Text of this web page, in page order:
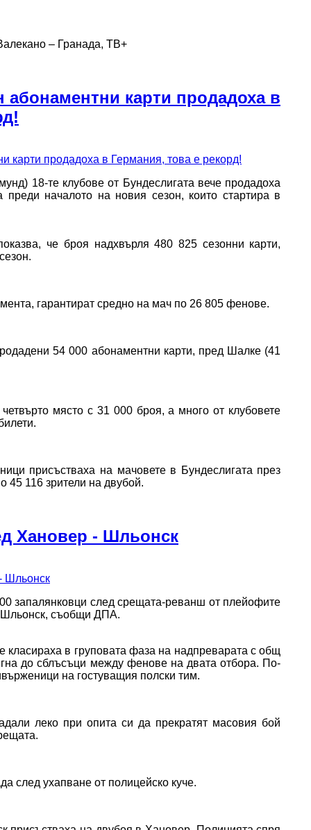
– Гранада, ТВ+
карти продадоха в
18-те клубове от Бундеслигата вече продадоха
преди началото на новия сезон, които стартира в
че броя надхвърля 480 825 сезонни карти,
гарантират средно на мач по 26 805 фенове.
54 000 абонаментни карти, пред Шалке (41
място с 31 000 броя, а много от клубовете
присъстваха на мачовете в Бундеслигата през
45 116 зрители на двубой.
Хановер - Шльонск
запалянковци след срещата-реванш от плейофите
съобщи ДПА.
класираха в груповата фаза на надпреварата с общ
до сблъсъци между фенове на двата отбора. По-
на гостуващия полски тим.
леко при опита си да прекратят масовия бой
след ухапване от полицейско куче.